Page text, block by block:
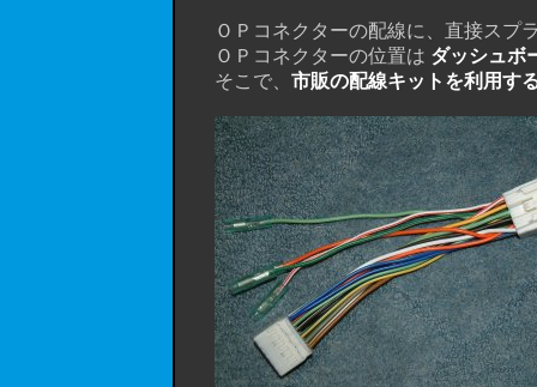
ＯＰコネクターの配線に、直接スプラ
ＯＰコネクターの位置は ダッシュボ
そこで、 市販の配線キットを利用す